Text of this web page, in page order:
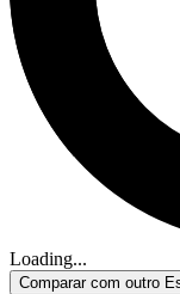
Loading...
Comparar com outro